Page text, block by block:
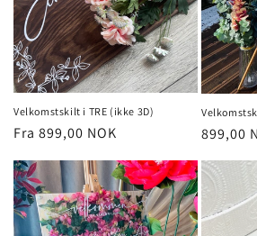
Velkomstskilt i TRE (ikke 3D)
Vanlig
Fra 899,00 NOK
Vanlig
pris
899,00